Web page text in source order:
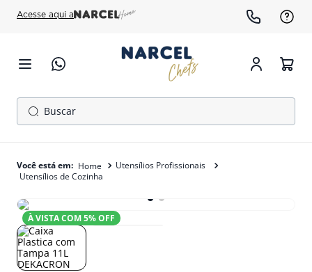
Acesse aqui a
Buscar
Utensílios Profissionais
Utensílios de Cozinha
À VISTA COM5% OFF
1º
cafeteira
3º
gelopar
4º
fogão
5º
panela pressão